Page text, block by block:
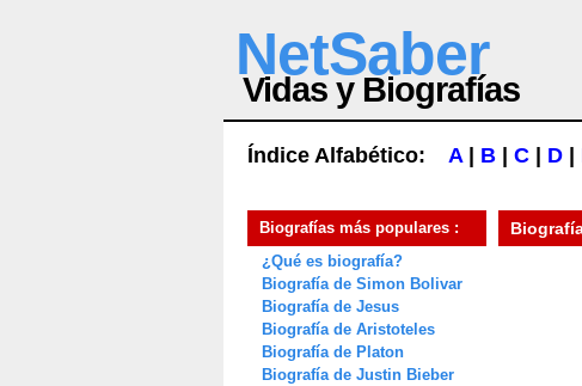
NetSaber
Vidas y Biografías
Índice Alfabético: A| B C D
Biografías más populares :
¿Qué es biografía?
Biografía de Simon Bolivar
Biografía de Jesus
Biografía de Aristoteles
Biografía de Platon
Biografía de Justin Bieber